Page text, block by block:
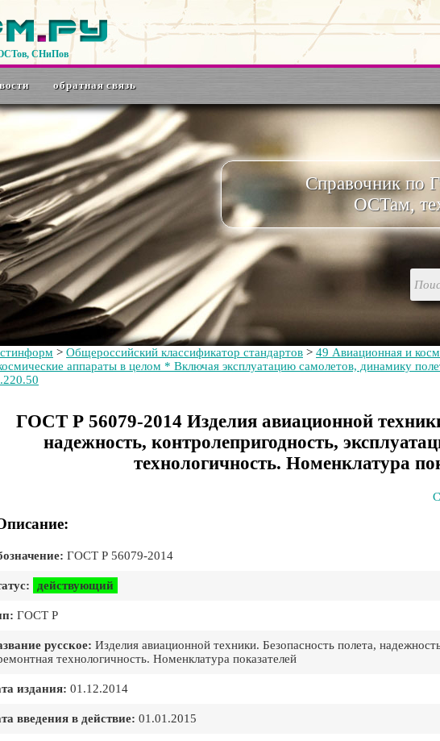
СНиПов
обратная связь
Справочник
ОСТам,
> Общероссийский классификатор стандартов > 49 Авиационная и
аппараты в целом * Включая эксплуатацию самолетов, динамику
ГОСТ Р 56079-2014 Изделия авиационной
надежность, контролепригодность,
технологичность. Номенклатура
ГОСТ Р 56079-2014
действующий
ГОСТ Р
русское: Изделия авиационной техники. Безопасность полета,
технологичность. Номенклатура показателей
издания: 01.12.2014
введения в действие: 01.01.2015